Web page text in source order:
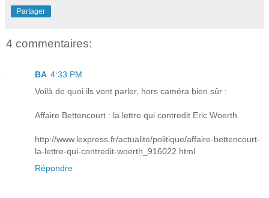
Partager
4 commentaires:
BA 4:33 PM
Voilà de quoi ils vont parler, hors caméra bien sûr :
Affaire Bettencourt : la lettre qui contredit Eric Woerth.
http://www.lexpress.fr/actualite/politique/affaire-bettencourt-
la-lettre-qui-contredit-woerth_916022.html
Répondre